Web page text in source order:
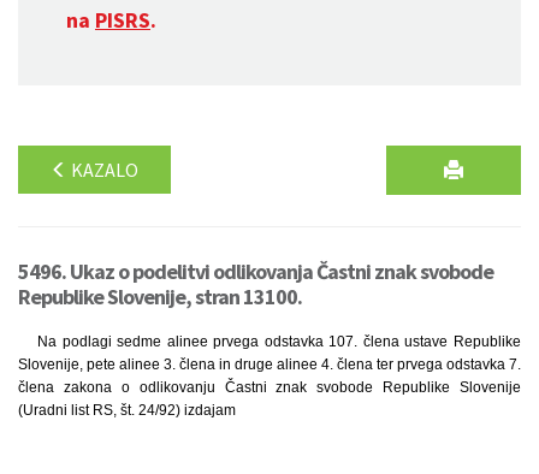
na PISRS.
KAZALO
5496. Ukaz o podelitvi odlikovanja Častni znak svobode
Republike Slovenije, stran 13100.
Na podlagi sedme alinee prvega odstavka 107. člena ustave Republike
Slovenije, pete alinee 3. člena in druge alinee 4. člena ter prvega odstavka 7.
člena zakona o odlikovanju Častni znak svobode Republike Slovenije
(Uradni list RS, št. 24/92) izdajam